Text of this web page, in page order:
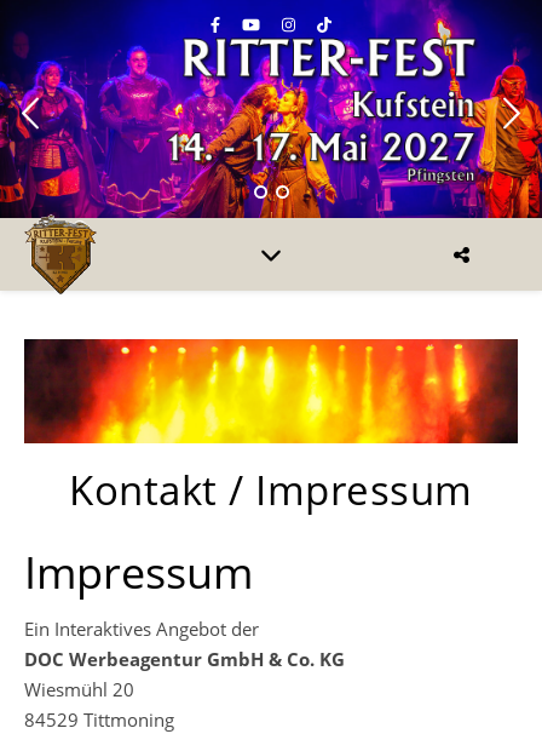
Kontakt / Impressum
Impressum
Ein Interaktives Angebot der
DOC Werbeagentur GmbH & Co. KG
Wiesmühl 20
84529 Tittmoning